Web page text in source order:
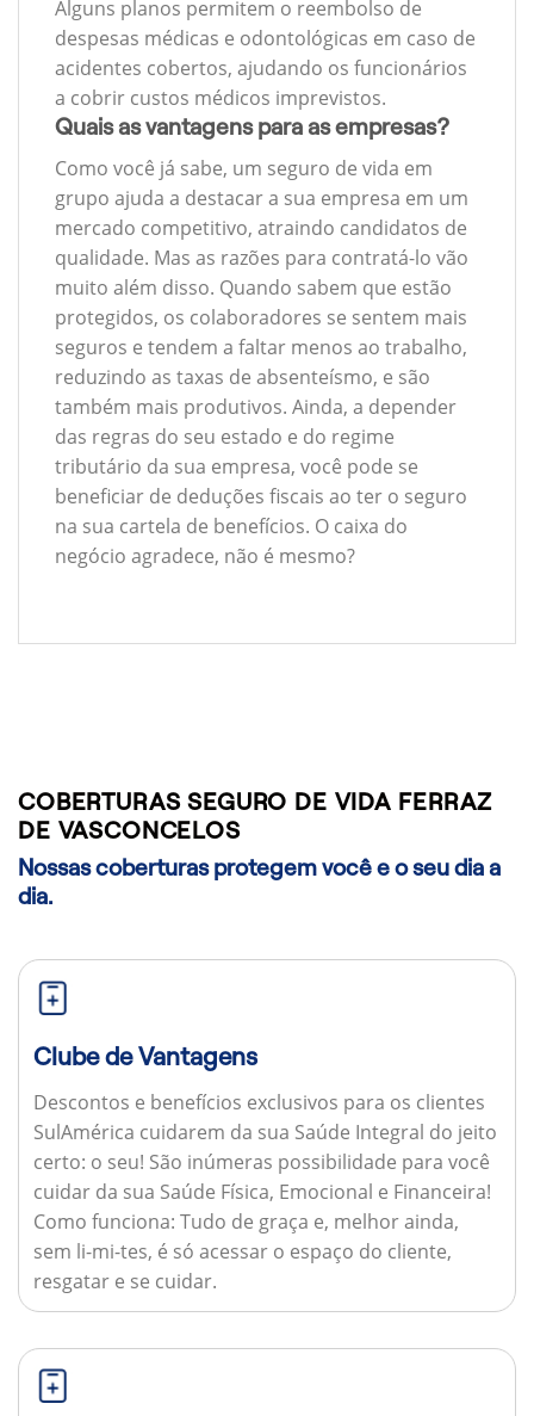
Alguns planos permitem o reembolso de
despesas médicas e odontológicas em caso de
acidentes cobertos, ajudando os funcionários
a cobrir custos médicos imprevistos.
Quais as vantagens para as empresas?
Como você já sabe, um seguro de vida em
grupo ajuda a destacar a sua empresa em um
mercado competitivo, atraindo candidatos de
qualidade. Mas as razões para contratá-lo vão
muito além disso. Quando sabem que estão
protegidos, os colaboradores se sentem mais
seguros e tendem a faltar menos ao trabalho,
reduzindo as taxas de absenteísmo, e são
também mais produtivos. Ainda, a depender
das regras do seu estado e do regime
tributário da sua empresa, você pode se
beneficiar de deduções fiscais ao ter o seguro
na sua cartela de benefícios. O caixa do
negócio agradece, não é mesmo?
COBERTURAS SEGURO DE VIDA FERRAZ
DE VASCONCELOS
Nossas coberturas protegem você e o seu dia a
dia.
Clube de Vantagens
Descontos e benefícios exclusivos para os clientes
SulAmérica cuidarem da sua Saúde Integral do jeito
certo: o seu! São inúmeras possibilidade para você
cuidar da sua Saúde Física, Emocional e Financeira!
Como funciona: Tudo de graça e, melhor ainda,
sem li-mi-tes, é só acessar o espaço do cliente,
resgatar e se cuidar.